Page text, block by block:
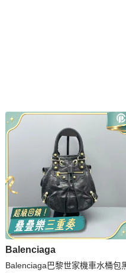
Balenciaga
Balenciaga巴黎世家機車水桶包